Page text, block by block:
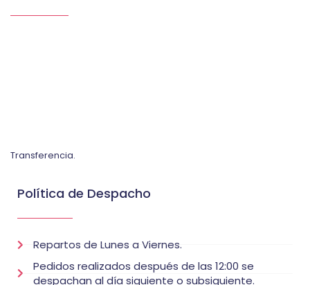
Transferencia.
Política de Despacho
Repartos de Lunes a Viernes.
Pedidos realizados después de las 12:00 se
despachan al día siguiente o subsiguiente.